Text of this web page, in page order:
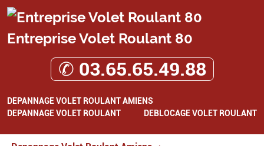
Entreprise Volet Roulant 80
✆ 03.65.65.49.88
DEPANNAGE VOLET ROULANT AMIENS
DEPANNAGE VOLET ROULANT
DEBLOCAGE VOLET ROULANT